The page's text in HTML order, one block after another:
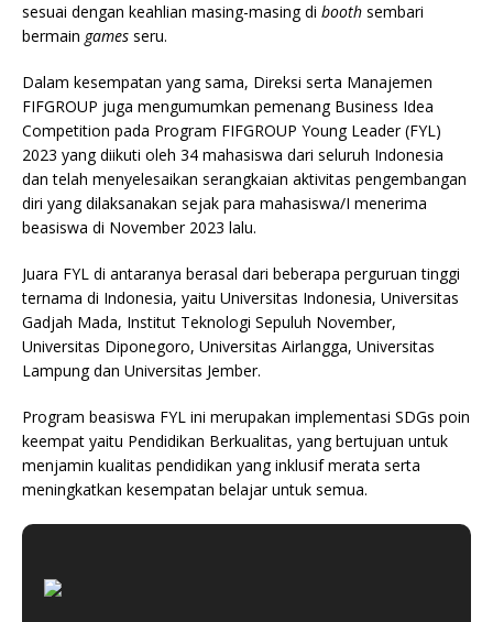
sesuai dengan keahlian masing-masing di booth sembari
bermain games seru.
Dalam kesempatan yang sama, Direksi serta Manajemen
FIFGROUP juga mengumumkan pemenang Business Idea
Competition pada Program FIFGROUP Young Leader (FYL)
2023 yang diikuti oleh 34 mahasiswa dari seluruh Indonesia
dan telah menyelesaikan serangkaian aktivitas pengembangan
diri yang dilaksanakan sejak para mahasiswa/I menerima
beasiswa di November 2023 lalu.
Juara FYL di antaranya berasal dari beberapa perguruan tinggi
ternama di Indonesia, yaitu Universitas Indonesia, Universitas
Gadjah Mada, Institut Teknologi Sepuluh November,
Universitas Diponegoro, Universitas Airlangga, Universitas
Lampung dan Universitas Jember.
Program beasiswa FYL ini merupakan implementasi SDGs poin
keempat yaitu Pendidikan Berkualitas, yang bertujuan untuk
menjamin kualitas pendidikan yang inklusif merata serta
meningkatkan kesempatan belajar untuk semua.